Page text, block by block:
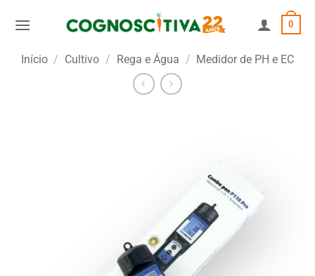
0
Início / Cultivo / Rega e Água / Medidor de PH e EC